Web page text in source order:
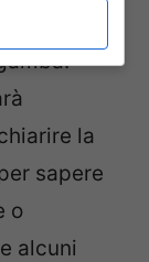
sono
la
sapere
o
alcuni